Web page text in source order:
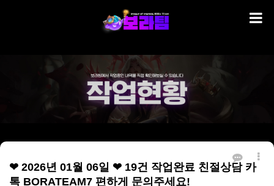
❤ 2026년 01월 06일 ❤ 19건 작업완료 친절상담 카
톡 BORATEAM7 편하게 문의주세요!